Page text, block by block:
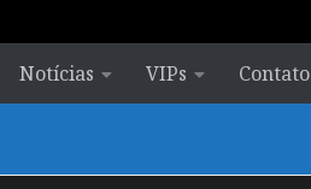
Notícias VIPs Contato